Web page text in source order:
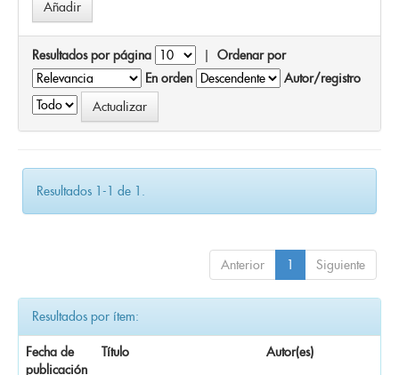
Resultados por página | Ordenar por
En orden
Autor/registro
Resultados 1-1 de 1.
Anterior 1 Siguiente
Resultados por ítem:
Fecha de
publicación
Título Autor(es)